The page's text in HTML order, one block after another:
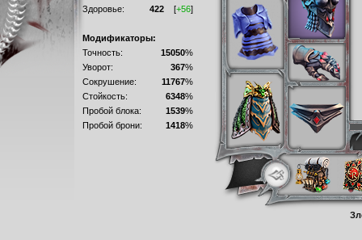
Здоровье:
422 [+56]
Модификаторы:
Точность:
15050%
Уворот:
367%
Сокрушение:
11767%
Стойкость:
6348%
Пробой блока:
1539%
Пробой брони:
1418%